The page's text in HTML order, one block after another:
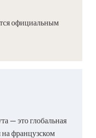
официальным
— это глобальная
на французском